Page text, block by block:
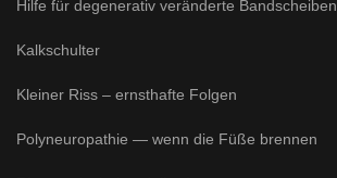
Hilfe für degenerativ veränderte Bandscheiben
Kalkschulter
Kleiner Riss – ernsthafte Folgen
Polyneuropathie — wenn die Füße brennen